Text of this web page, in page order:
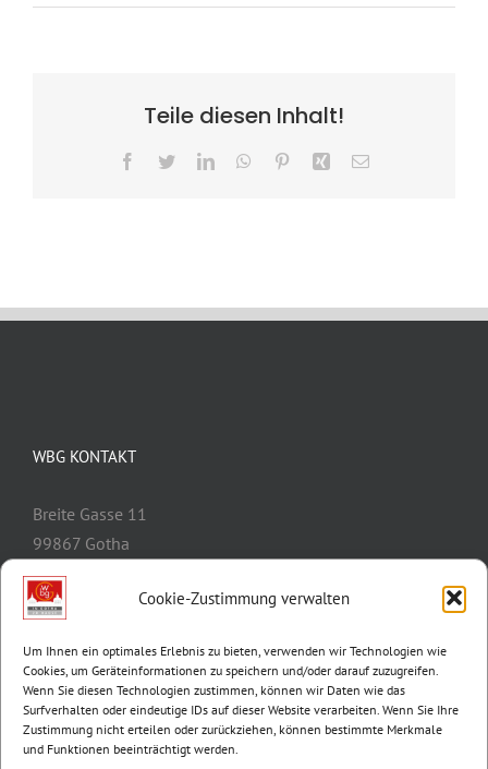
Cookie-Zustimmung verwalten
Um Ihnen ein optimales Erlebnis zu bieten, verwenden wir Technologien wie
Cookies, um Geräteinformationen zu speichern und/oder darauf zuzugreifen.
Wenn Sie diesen Technologien zustimmen, können wir Daten wie das
Surfverhalten oder eindeutige IDs auf dieser Website verarbeiten. Wenn Sie Ihre
Zustimmung nicht erteilen oder zurückziehen, können bestimmte Merkmale
und Funktionen beeinträchtigt werden.
Teile diesen Inhalt!
Facebook
TwitterLinkedInWhatsApp
PinterestXing E-
WBG KONTAKT
Breite Gasse 11
99867 Gotha
Telefon:
E-Mail:
info@wbg-gotha.de